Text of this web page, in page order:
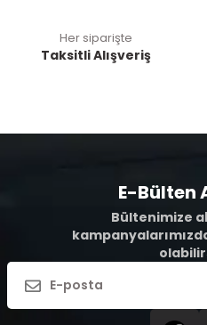
Her siparişte
Taksitli Alışveriş
E-Bülten
Bültenimize